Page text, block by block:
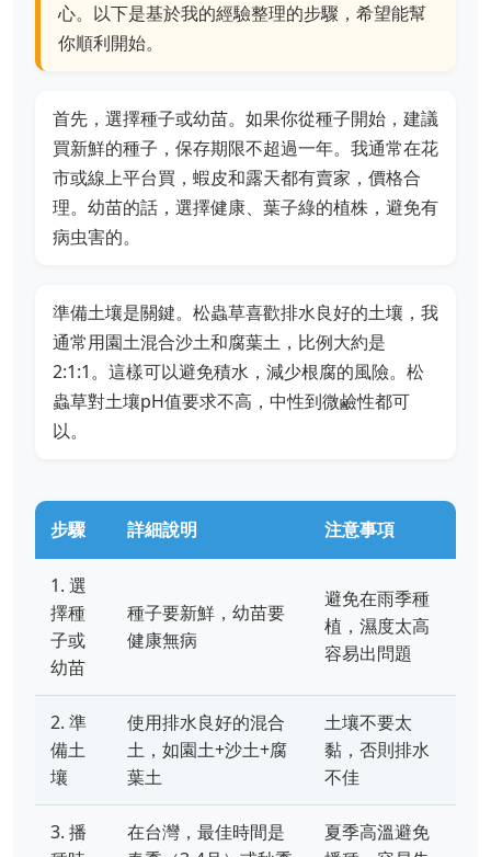
心。以下是基於我的經驗整理的步驟，希望能幫
你順利開始。
首先，選擇種子或幼苗。如果你從種子開始，建議
買新鮮的種子，保存期限不超過一年。我通常在花
市或線上平台買，蝦皮和露天都有賣家，價格合
理。幼苗的話，選擇健康、葉子綠的植株，避免有
病虫害的。
準備土壤是關鍵。松蟲草喜歡排水良好的土壤，我
通常用園土混合沙土和腐葉土，比例大約是
2:1:1。這樣可以避免積水，減少根腐的風險。松
蟲草對土壤pH值要求不高，中性到微鹼性都可
以。
步驟 詳細說明 注意事項
1. 選
擇種
子或
幼苗
種子要新鮮，幼苗要
健康無病
避免在雨季種
植，濕度太高
容易出問題
2. 準
備土
壤
使用排水良好的混合
土，如園土+沙土+腐
葉土
土壤不要太
黏，否則排水
不佳
3. 播
在台灣，最佳時間是
夏季高溫避免